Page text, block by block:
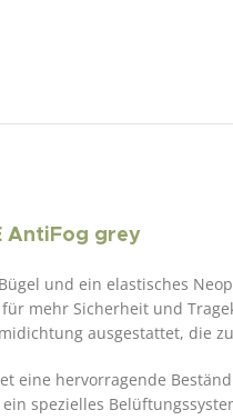
AntiFog grey
und ein elastisches
mehr Sicherheit und
ausgestattet, die
eine hervorragende
spezielles